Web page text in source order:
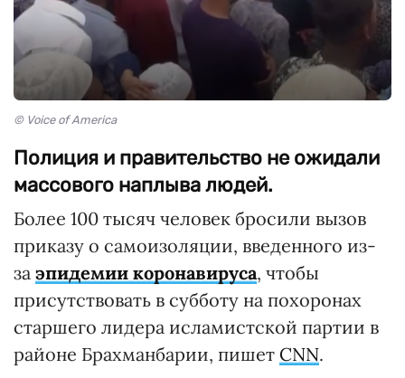
© Voice of America
Полиция и правительство не ожидали
массового наплыва людей.
Более 100 тысяч человек бросили вызов
приказу о самоизоляции, введенного из-
за эпидемии коронавируса, чтобы
присутствовать в субботу на похоронах
старшего лидера исламистской партии в
районе Брахманбарии, пишет CNN.